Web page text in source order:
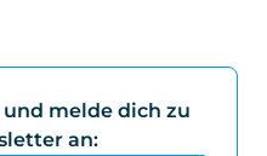
melde dich zu
an: